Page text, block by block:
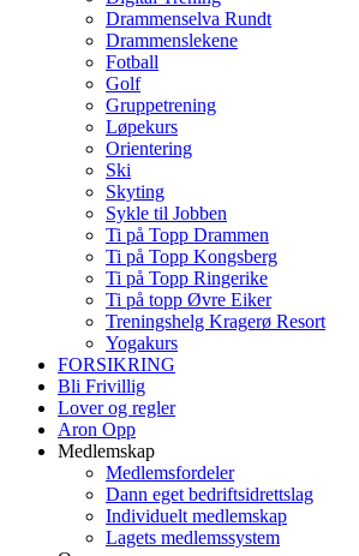
Drammenselva Rundt
Drammenslekene
Fotball
Golf
Gruppetrening
Løpekurs
Orientering
Ski
Skyting
Sykle til Jobben
Ti på Topp Drammen
Ti på Topp Kongsberg
Ti på Topp Ringerike
Ti på topp Øvre Eiker
Treningshelg Kragerø Resort
Yogakurs
FORSIKRING
Bli Frivillig
Lover og regler
Aron Opp
Medlemskap
Medlemsfordeler
Dann eget bedriftsidrettslag
Individuelt medlemskap
Lagets medlemssystem